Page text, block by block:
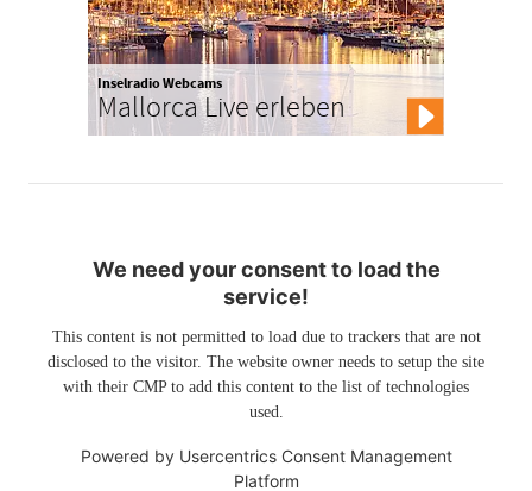
Inselradio Webcams
Mallorca Live erleben
We need your consent to load the
service!
This content is not permitted to load due to trackers that are not
disclosed to the visitor. The website owner needs to setup the site
with their CMP to add this content to the list of technologies
used.
Powered by Usercentrics Consent Management
Platform